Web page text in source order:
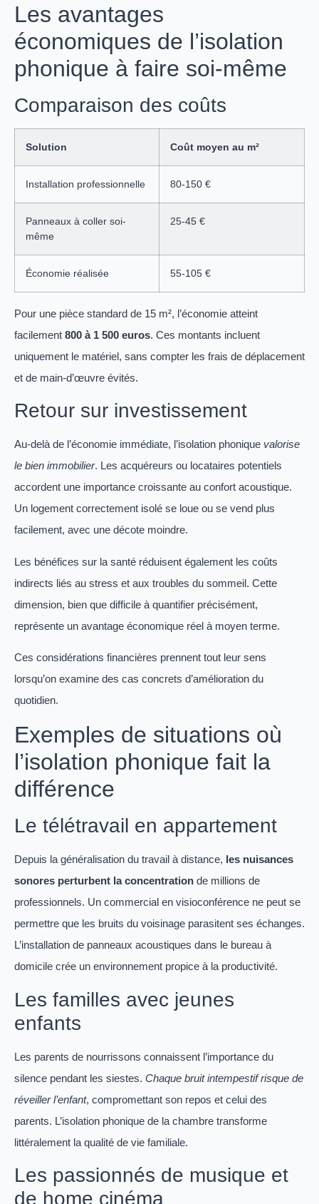
Les avantages
économiques de l’isolation
phonique à faire soi-même
Comparaison des coûts
Solution Coût moyen au m²
Installation professionnelle 80-150 €
Panneaux à coller soi-
même
25-45 €
Économie réalisée 55-105 €
Pour une pièce standard de 15 m², l’économie atteint
facilement 800 à 1 500 euros. Ces montants incluent
uniquement le matériel, sans compter les frais de déplacement
et de main-d’œuvre évités.
Retour sur investissement
Au-delà de l’économie immédiate, l’isolation phonique valorise
le bien immobilier. Les acquéreurs ou locataires potentiels
accordent une importance croissante au confort acoustique.
Un logement correctement isolé se loue ou se vend plus
facilement, avec une décote moindre.
Les bénéfices sur la santé réduisent également les coûts
indirects liés au stress et aux troubles du sommeil. Cette
dimension, bien que difficile à quantifier précisément,
représente un avantage économique réel à moyen terme.
Ces considérations financières prennent tout leur sens
lorsqu’on examine des cas concrets d’amélioration du
quotidien.
Exemples de situations où
l’isolation phonique fait la
différence
Le télétravail en appartement
Depuis la généralisation du travail à distance, les nuisances
sonores perturbent la concentration de millions de
professionnels. Un commercial en visioconférence ne peut se
permettre que les bruits du voisinage parasitent ses échanges.
L’installation de panneaux acoustiques dans le bureau à
domicile crée un environnement propice à la productivité.
Les familles avec jeunes
enfants
Les parents de nourrissons connaissent l’importance du
silence pendant les siestes. Chaque bruit intempestif risque de
réveiller l’enfant, compromettant son repos et celui des
parents. L’isolation phonique de la chambre transforme
littéralement la qualité de vie familiale.
Les passionnés de musique et
de home cinéma